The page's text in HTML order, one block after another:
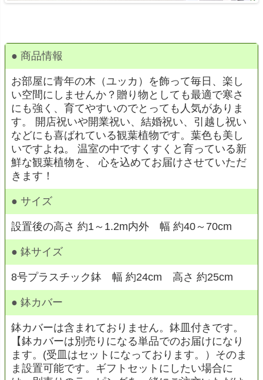
● 商品情報
お部屋に青年の木（ユッカ）を飾って毎日、楽し
い空間にしませんか？贈り物としても最適で寒さ
にも強く、育てやすいのでとっても人気がありま
す。 開店祝いや開業祝い、結婚祝い、引越し祝い
などにも喜ばれている観葉植物です。葉色も美し
いですよね。 温室の中ですくすくと育っている新
鮮な観葉植物を、 心を込めてお届けさせていただ
きます！
● サイズ
設置後の高さ 約1～1.2m内外 幅 約40～70cm
● 鉢サイズ
8号プラスチック鉢 幅 約24cm 高さ 約25cm
● 鉢カバー
鉢カバーは含まれておりません。鉢皿付きです。
【鉢カバーは別売りになる単品でのお届けになり
ます。(受皿はセットになっております。）そのま
ま設置可能です。ギフトセットにしたい場合に